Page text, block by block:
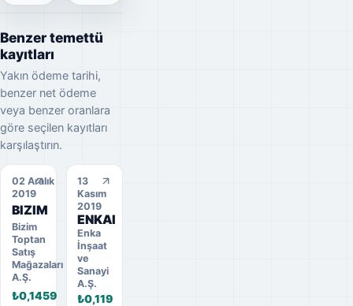
Benzer temettü
kayıtları
Yakın ödeme tarihi,
benzer net ödeme
veya benzer oranlara
göre seçilen kayıtları
karşılaştırın.
02 Aralık
2019
BIZIM
Bizim
Toptan
Satış
Mağazaları
A.Ş.
₺0,1459
13
Kasım
2019
ENKAI
Enka
İnşaat
ve
Sanayi
A.Ş.
₺0,119